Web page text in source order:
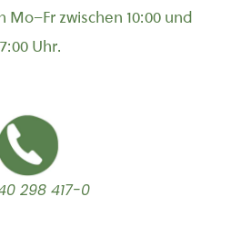
Mo–Fr zwischen 10:00 und
Uhr.
298 417-0